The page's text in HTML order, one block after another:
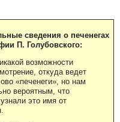
сведения о печенегах
П. Голубовского:
возможности
откуда ведет
«печенеги», но нам
вероятным, что
это имя от